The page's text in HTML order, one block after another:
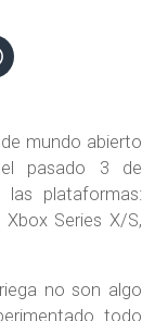
mundo abierto
pasado 3 de
plataformas:
Series X/S,
no son algo
todo